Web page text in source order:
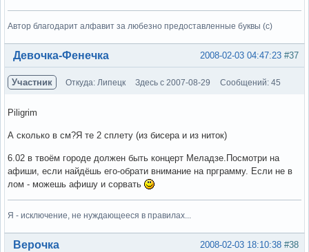
Автор благодарит алфавит за любезно предоставленные буквы (с)
Вне форума #37
2008-02-03 04:47:23
Девочка-Фенечка
Участник Откуда: Липецк Здесь с 2007-08-29 Сообщений: 45
Piligrim
А сколько в см?Я те 2 сплету (из бисера и из ниток)
6.02 в твоём городе должен быть концерт Меладзе.Посмотри на
афиши, если найдёшь его-обрати внимание на прграмму. Если не в
лом - можешь афишу и сорвать
Я - исключение, не нуждающееся в правилах...
Вне форума #38
2008-02-03 18:10:38
Верочка